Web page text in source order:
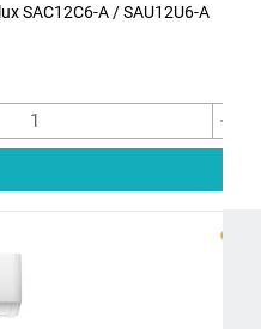
SAС12С6-A / SAU12U6-A
+